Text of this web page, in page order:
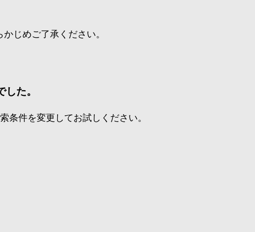
じめご了承ください。
た。
条件を変更してお試しください。